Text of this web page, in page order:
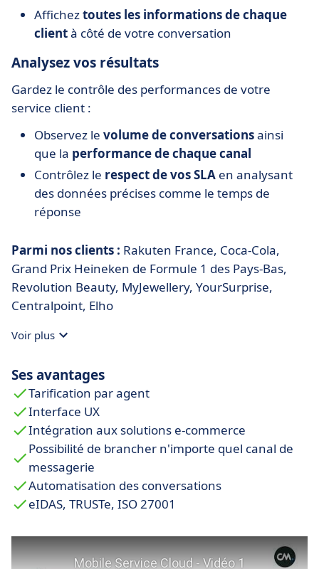
Afficheztoutes les informations de chaque
clientà côté de votre conversation
Analysez vos résultats
Gardez le contrôle des performances de votre
service client :
Observez le volume de conversationsainsi
que la performance de chaque canal
Contrôlez le respect de vos SLA en analysant
des données précises comme le temps de
réponse
Parmi nos clients : Rakuten France, Coca-Cola,
Grand Prix Heineken de Formule 1 des Pays-Bas,
Revolution Beauty, MyJewellery, YourSurprise,
Centralpoint, Elho
Voir plus
Ses avantages
Tarification par agent
Interface UX
Intégration aux solutions e-commerce
Possibilité de brancher n'importe quel canal de
messagerie
Automatisation des conversations
eIDAS, TRUSTe, ISO 27001